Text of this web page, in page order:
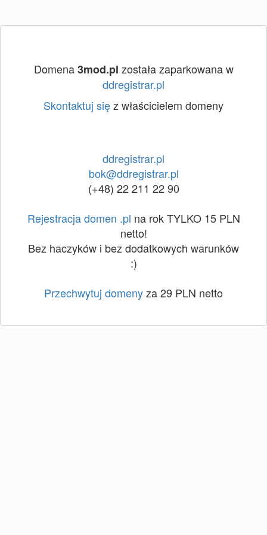
Domena3mod.pl została zaparkowana w
ddregistrar.pl
Skontaktuj sięz właścicielem domeny
ddregistrar.pl
bok@ddregistrar.pl
(+48) 22 211 22 90
Rejestracja domen .pl na rok TYLKO 15 PLN
netto!
Bez haczyków i bez dodatkowych warunków
:)
Przechwytuj domenyza 29 PLN netto